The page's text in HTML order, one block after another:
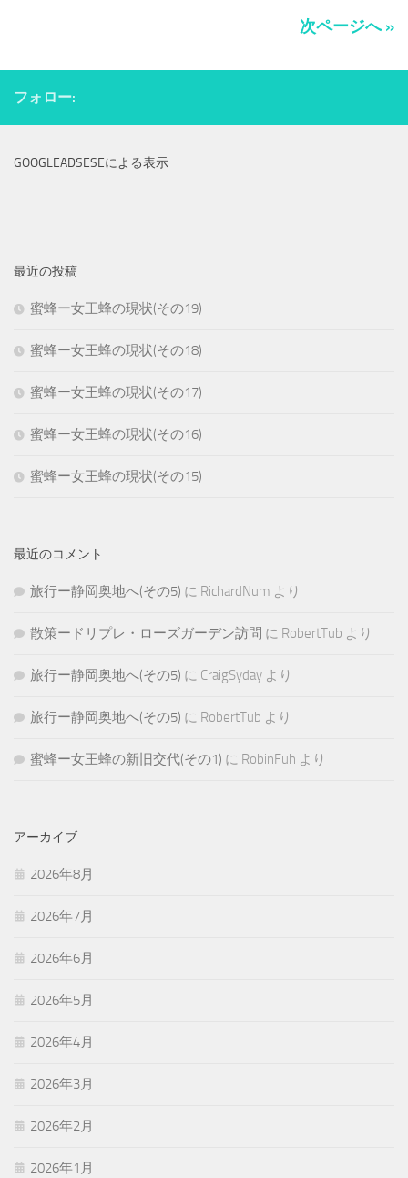
次ページへ »
フォロー:
GOOGLEADSESEによる表示
最近の投稿
蜜蜂ー女王蜂の現状(その19)
蜜蜂ー女王蜂の現状(その18)
蜜蜂ー女王蜂の現状(その17)
蜜蜂ー女王蜂の現状(その16)
蜜蜂ー女王蜂の現状(その15)
最近のコメント
旅行ー静岡奥地へ(その5) に RichardNum より
散策ードリプレ・ローズガーデン訪問 に RobertTub より
旅行ー静岡奥地へ(その5) に CraigSyday より
旅行ー静岡奥地へ(その5) に RobertTub より
蜜蜂ー女王蜂の新旧交代(その1) に RobinFuh より
アーカイブ
2026年8月
2026年7月
2026年6月
2026年5月
2026年4月
2026年3月
2026年2月
2026年1月